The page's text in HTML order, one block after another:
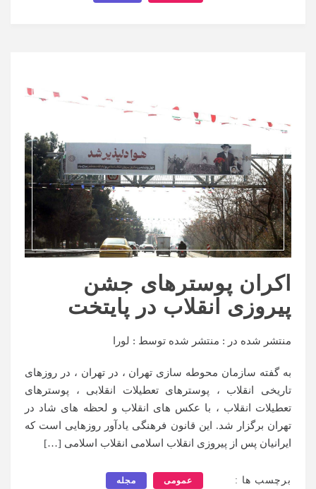
اکران پوستر‌های جشن
پیروزی انقلاب در پایتخت
منتشر شده در : منتشر شده توسط : لورا
به گفته سازمان محوطه سازی تهران ، در تهران ، در روزهای
تاریخی انقلاب ، پوسترهای تعطیلات انقلابی ، پوسترهای
تعطیلات انقلاب ، با عکس های انقلاب و لحظه های شاد در
تهران برگزار شد. این قانون فرهنگی یادآور روزهایی است که
ایرانیان پس از پیروزی انقلاب اسلامی انقلاب اسلامی […]
برچسب ها : عمومی مجله